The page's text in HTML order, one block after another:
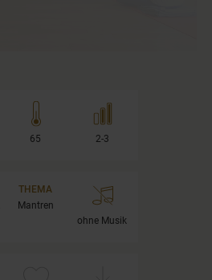
65 2-3
THEMA
Mantren
ohne Musik